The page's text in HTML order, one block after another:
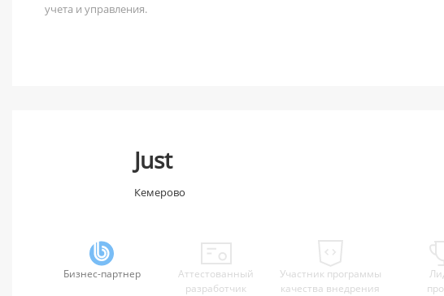
учета и управления.
Just
Кемерово
Бизнес-партнер
Аттестованный
разработчик
Участник программы
качества внедрения